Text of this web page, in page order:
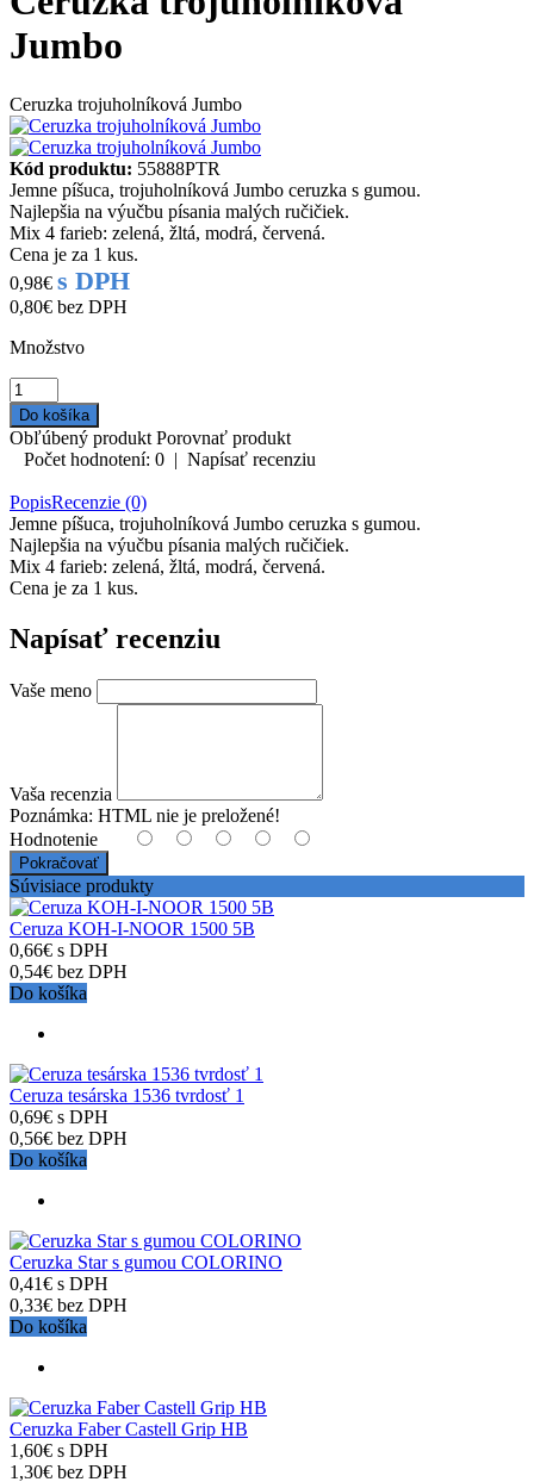
Jumbo
Ceruzka trojuholníková Jumbo
Kód produktu: 55888PTR
Jemne píšuca, trojuholníková Jumbo ceruzka s gumou.
Najlepšia na výučbu písania malých ručičiek.
Mix 4 farieb: zelená, žltá, modrá, červená.
Cena je za 1 kus.
0,98€ s DPH
0,80€ bez DPH
Množstvo
Obľúbený produkt Porovnať produkt
Počet hodnotení: 0 | Napísať recenziu
PopisRecenzie (0)
Jemne píšuca, trojuholníková Jumbo ceruzka s gumou.
Najlepšia na výučbu písania malých ručičiek.
Mix 4 farieb: zelená, žltá, modrá, červená.
Cena je za 1 kus.
Napísať recenziu
Vaše meno
Vaša recenzia
Poznámka: HTML nie je preložené!
Hodnotenie
Pokračovať
Súvisiace produkty
Ceruza KOH-I-NOOR 1500 5B
0,66€ s DPH
0,54€ bez DPH
Do košíka
Ceruza tesárska 1536 tvrdosť 1
0,69€ s DPH
0,56€ bez DPH
Do košíka
Ceruzka Star s gumou COLORINO
0,41€ s DPH
0,33€ bez DPH
Do košíka
Ceruzka Faber Castell Grip HB
1,60€ s DPH
1,30€ bez DPH